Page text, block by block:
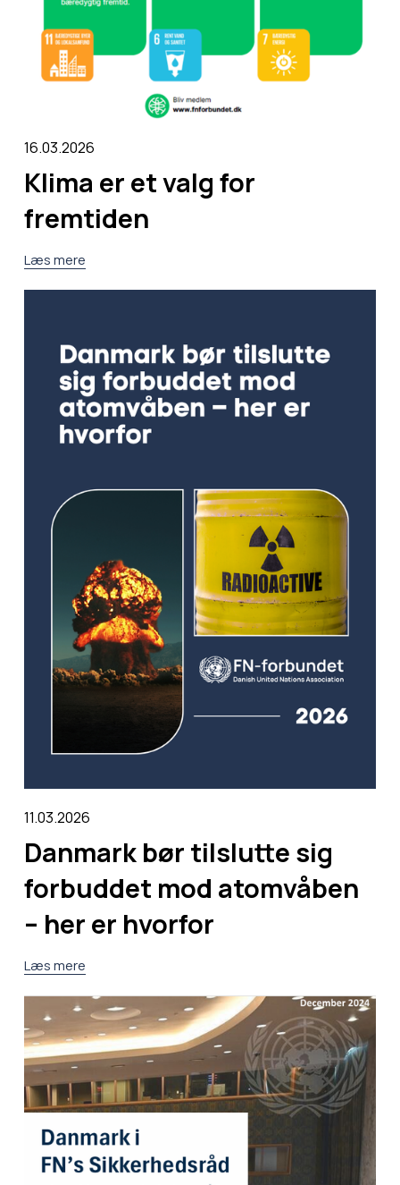
16.03.2026
Klima er et valg for
fremtiden
Læs mere
11.03.2026
Danmark bør tilslutte sig
forbuddet mod atomvåben
– her er hvorfor
Læs mere